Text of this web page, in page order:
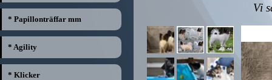
* Papillonträffar mm
* Agility
* Klicker
Vi